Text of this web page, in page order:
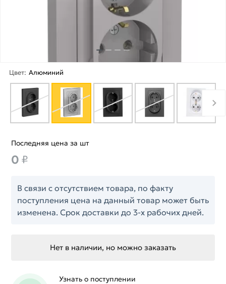
Цвет: Алюминий
Последняя цена за шт
0 ₽
В связи с отсутствием товара, по факту
поступления цена на данный товар может быть
изменена. Срок доставки до 3-х рабочих дней.
Нет в наличии, но можно заказать
Узнать о поступлении